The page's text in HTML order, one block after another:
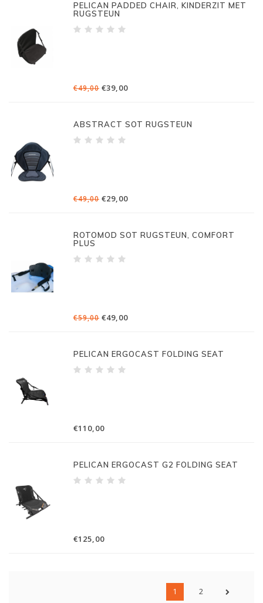
PELICAN PADDED CHAIR, KINDERZIT MET
RUGSTEUN
€49,00 €39,00
ABSTRACT SOT RUGSTEUN
€49,00 €29,00
ROTOMOD SOT RUGSTEUN, COMFORT
PLUS
€59,00 €49,00
PELICAN ERGOCAST FOLDING SEAT
€110,00
PELICAN ERGOCAST G2 FOLDING SEAT
€125,00
1 2